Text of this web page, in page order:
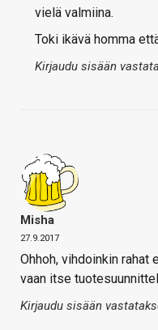
vielä valmiina.
Toki ikävä homma
Kirjaudu sisään
Misha
27.9.2017
Ohhoh, vihdoinkin rahat
vaan itse
Kirjaudu sisään